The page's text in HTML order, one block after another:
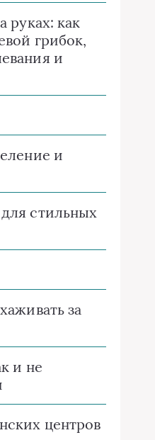
руках: как
грибок,
и
и
стильных
за
и не
центров